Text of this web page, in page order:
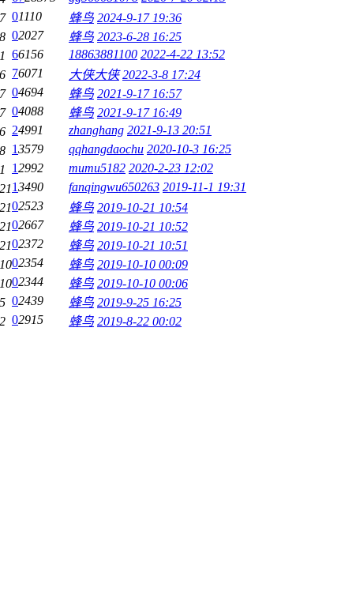
01110 蜂鸟 2024-9-17 19:36
02027 蜂鸟 2023-6-28 16:25
66156 18863881100 2022-4-22 13:52
76071 大侠大侠 2022-3-8 17:24
04694 蜂鸟 2021-9-17 16:57
04088 蜂鸟 2021-9-17 16:49
24991 zhanghang 2021-9-13 20:51
13579 qqhangdaochu 2020-10-3 16:25
12992 mumu5182 2020-2-23 12:02
13490 fanqingwu650263 2019-11-1 19:31
02523 蜂鸟 2019-10-21 10:54
02667 蜂鸟 2019-10-21 10:52
02372 蜂鸟 2019-10-21 10:51
02354 蜂鸟 2019-10-10 00:09
02344 蜂鸟 2019-10-10 00:06
02439 蜂鸟 2019-9-25 16:25
02915 蜂鸟 2019-8-22 00:02